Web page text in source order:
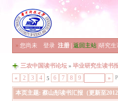
» 您尚未 登录 注册 返回主站 研究生
三农中国读书论坛 » 毕业研究生读书
«
2 3 4 5 6 7 8 9 »
本页主题: 蔡山彤读书汇报（更新至